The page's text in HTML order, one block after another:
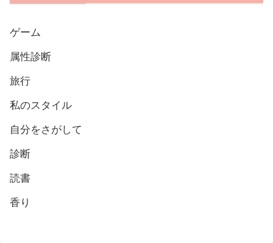
ゲーム
属性診断
旅行
私のスタイル
自分をさがして
診断
読書
香り